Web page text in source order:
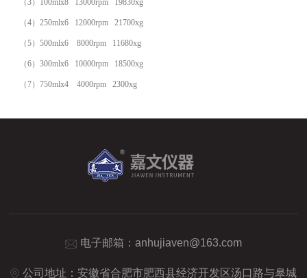
（3） 100mlx8 13000rpm 19830xg
（4）250mlx6 12000rpm 21700xg
（5）500mlx6 8000rpm 11680xg
（6）300mlx6 10000rpm 18500xg
（7）750mlx4 4000rpm 2300xg
电子邮箱： anhujiaven@163.com
公司地址：安徽省合肥市肥西县经济开发区汤口路与皋城